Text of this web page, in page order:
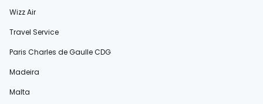
Wizz Air
Travel Service
Paris Charles de Gaulle CDG
Madeira
Malta